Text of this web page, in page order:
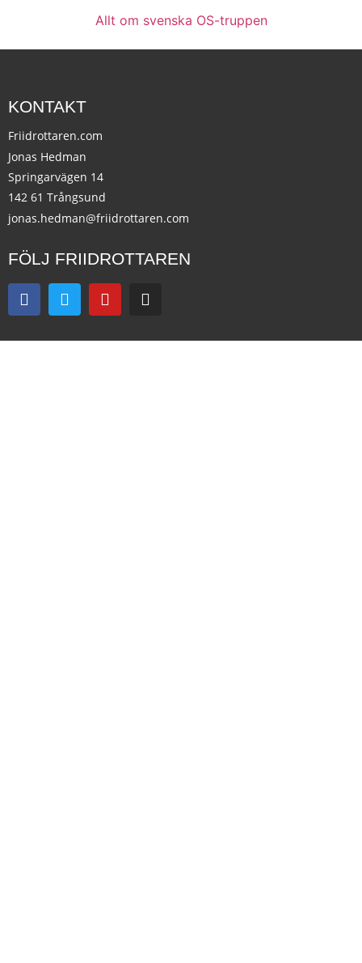
Allt om svenska OS-truppen
KONTAKT
Friidrottaren.com
Jonas Hedman
Springarvägen 14
142 61 Trångsund
jonas.hedman@friidrottaren.com
FÖLJ FRIIDROTTAREN